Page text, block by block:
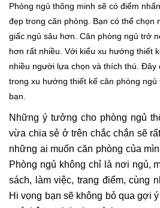
Phòng ngủ thông minh sẽ có điểm
đẹp trong căn phòng. Bạn có thể chọn
giấc ngủ sâu hơn. Căn phòng ngủ trở
hơn rất nhiều. Với kiểu xu hướng thiết
nhiều người lựa chọn và thích thú. Đây
trong xu hướng thiết kế căn phòng
bạn.
Những ý tưởng cho phòng ngủ
vừa chia sẻ ở trên chắc chắn sẽ
những ai muốn căn phòng của
Phòng ngủ không chỉ là nơi ngủ,
sách, làm việc, trang điểm, cùng
Hi vọng bạn sẽ không bỏ qua gợi